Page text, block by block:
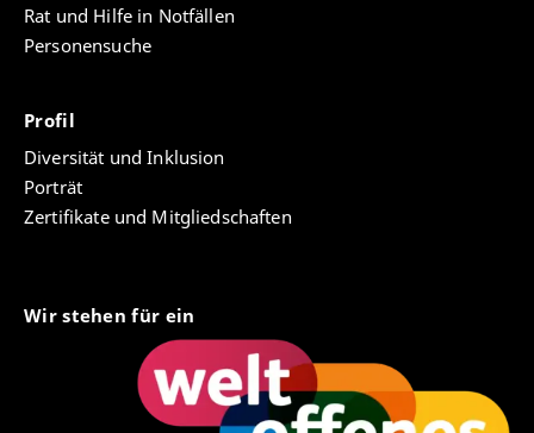
Rat und Hilfe in Notfällen
Personensuche
Profil
Diversität und Inklusion
Porträt
Zertifikate und Mitgliedschaften
Wir stehen für ein